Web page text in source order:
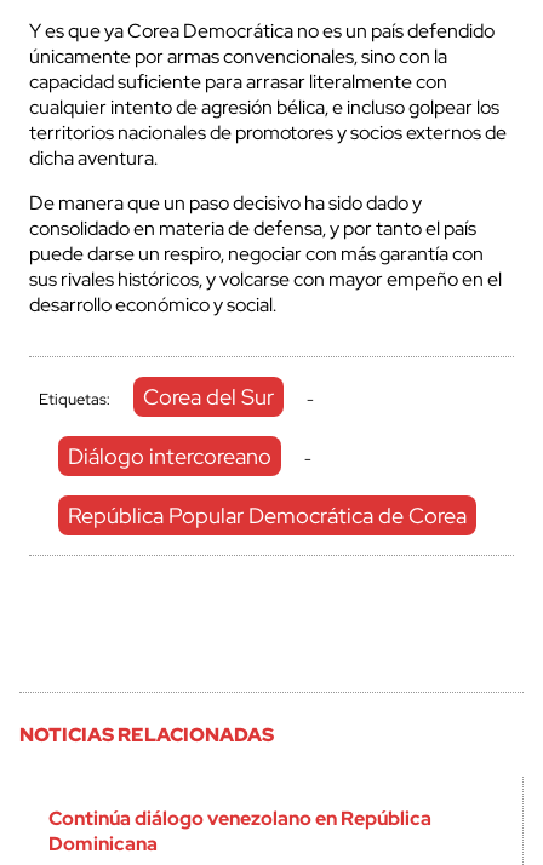
Y es que ya Corea Democrática no es un país defendido
únicamente por armas convencionales, sino con la
capacidad suficiente para arrasar literalmente con
cualquier intento de agresión bélica, e incluso golpear los
territorios nacionales de promotores y socios externos de
dicha aventura.
De manera que un paso decisivo ha sido dado y
consolidado en materia de defensa, y por tanto el país
puede darse un respiro, negociar con más garantía con
sus rivales históricos, y volcarse con mayor empeño en el
desarrollo económico y social.
Etiquetas: Corea del Sur -
Diálogo intercoreano -
República Popular Democrática de Corea
NOTICIAS RELACIONADAS
Continúa diálogo venezolano en República
Dominicana